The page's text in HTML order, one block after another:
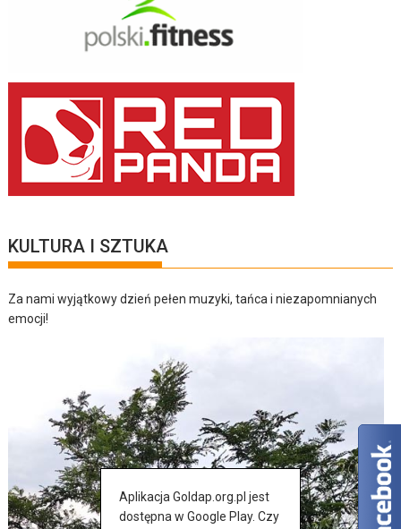
KULTURA I SZTUKA
Za nami wyjątkowy dzień pełen muzyki, tańca i niezapomnianych
emocji!
Aplikacja Goldap.org.pl jest
dostępna w Google Play. Czy